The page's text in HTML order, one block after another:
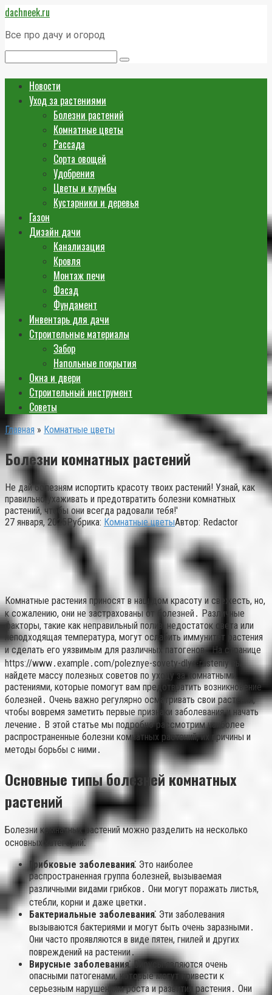
Перейти
к
контенту
dachneek.ru
Все про дачу и огород
Новости
Уход за растениями
Болезни растений
Комнатные цветы
Рассада
Сорта овощей
Удобрения
Цветы и клумбы
Кустарники и деревья
Газон
Дизайн дачи
Канализация
Кровля
Монтаж печи
Фасад
Фундамент
Инвентарь для дачи
Строительные материалы
Забор
Напольные покрытия
Окна и двери
Строительный инструмент
Советы
Главная » Комнатные цветы
Болезни комнатных растений
Не дай болезням испортить красоту твоих растений! Узнай, как
правильно ухаживать и предотвратить болезни комнатных
растений, чтобы они всегда радовали тебя!'
27 января, 2025Рубрика: Комнатные цветыАвтор: Redactor
Комнатные растения приносят в наш дом красоту и свежесть, но,
к сожалению, они не застрахованы от болезней․ Различные
факторы, такие как неправильный полив, недостаток света или
неподходящая температура, могут ослабить иммунитет растения
и сделать его уязвимым для различных патогенов․ На странице
https://www․example․com/poleznye-sovety-dlya-rasteniy вы
найдете массу полезных советов по уходу за комнатными
растениями, которые помогут вам предотвратить возникновение
болезней․ Очень важно регулярно осматривать свои растения,
чтобы вовремя заметить первые признаки заболевания и начать
лечение․ В этой статье мы подробно рассмотрим наиболее
распространенные болезни комнатных растений, их причины и
методы борьбы с ними․
Основные типы болезней комнатных
растений
Болезни комнатных растений можно разделить на несколько
основных категорий⁚
Грибковые заболевания⁚ Это наиболее
распространенная группа болезней, вызываемая
различными видами грибков․ Они могут поражать листья,
стебли, корни и даже цветки․
Бактериальные заболевания⁚ Эти заболевания
вызываются бактериями и могут быть очень заразными․
Они часто проявляются в виде пятен, гнилей и других
повреждений на растении․
Вирусные заболевания⁚Вирусы являются очень
опасными патогенами, которые могут привести к
серьезным нарушениям роста и развития растения․ Они